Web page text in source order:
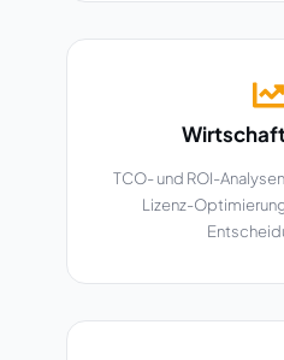
TCO- und ROI-
Lizenz-